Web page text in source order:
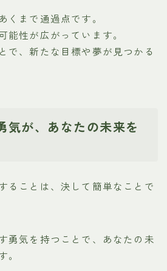
くまで通過点です。
能性が広がっています。
で、新たな目標や夢が見つかる
気が、あなたの未来を
ることは、決して簡単なことで
勇気を持つことで、あなたの未
。